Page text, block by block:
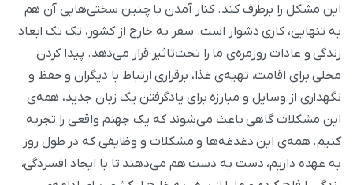
این مشکل را برطرف کند. کنار آمدن با چنین سختی‌هایی آن هم
به تنهایی، کاری دشوار است. سفر به خارج از کشور، تک تک ابعاد
زندگی و عادات روزمره‌ی ما را تحت‌تاثیر قرار می‌دهد. پیدا کردن
محلی برای اقامت، تهیه‌ی غذا، برقراری ارتباط با دیگران و حفظ و
نگهداری از وسایل و مبارزه برای یادگرفتن یک زبان جدید، همه‌ی
این مشکلات گاهی باعث می‌شوند که یک جهنم واقعی را تجربه
کنیم. همه‌ی این دغدغه‌ها و مشکلات و وظایفی که در طول روز
به عهده داریم، دست به دست هم می‌دهند تا با ایجاد افسردگی،